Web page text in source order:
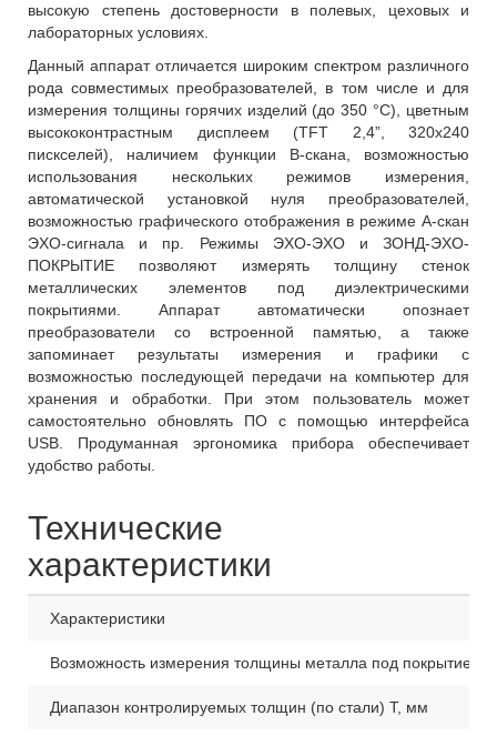
высокую степень достоверности в полевых, цеховых и
лабораторных условиях.
Данный аппарат отличается широким спектром различного
рода совместимых преобразователей, в том числе и для
измерения толщины горячих изделий (до 350 °C), цветным
высококонтрастным дисплеем (TFT 2,4”, 320x240
пискселей), наличием функции В-скана, возможностью
использования нескольких режимов измерения,
автоматической установкой нуля преобразователей,
возможностью графического отображения в режиме А-скан
ЭХО-сигнала и пр. Режимы ЭХО-ЭХО и ЗОНД-ЭХО-
ПОКРЫТИЕ позволяют измерять толщину стенок
металлических элементов под диэлектрическими
покрытиями. Аппарат автоматически опознает
преобразователи со встроенной памятью, а также
запоминает результаты измерения и графики с
возможностью последующей передачи на компьютер для
хранения и обработки. При этом пользователь может
самостоятельно обновлять ПО с помощью интерфейса
USB. Продуманная эргономика прибора обеспечивает
удобство работы.
Технические
характеристики
Характеристики
Возможность измерения толщины металла под покрытием
Диапазон контролируемых толщин (по стали) Т, мм